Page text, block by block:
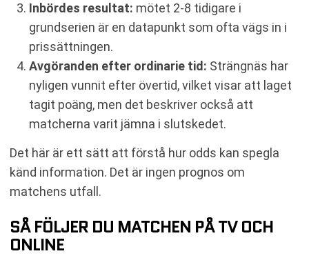
Inbördes resultat: mötet 2-8 tidigare i
grundserien är en datapunkt som ofta vägs in i
prissättningen.
Avgöranden efter ordinarie tid: Strängnäs har
nyligen vunnit efter övertid, vilket visar att laget
tagit poäng, men det beskriver också att
matcherna varit jämna i slutskedet.
Det här är ett sätt att förstå hur odds kan spegla
känd information. Det är ingen prognos om
matchens utfall.
SÅ FÖLJER DU MATCHEN PÅ TV OCH
ONLINE